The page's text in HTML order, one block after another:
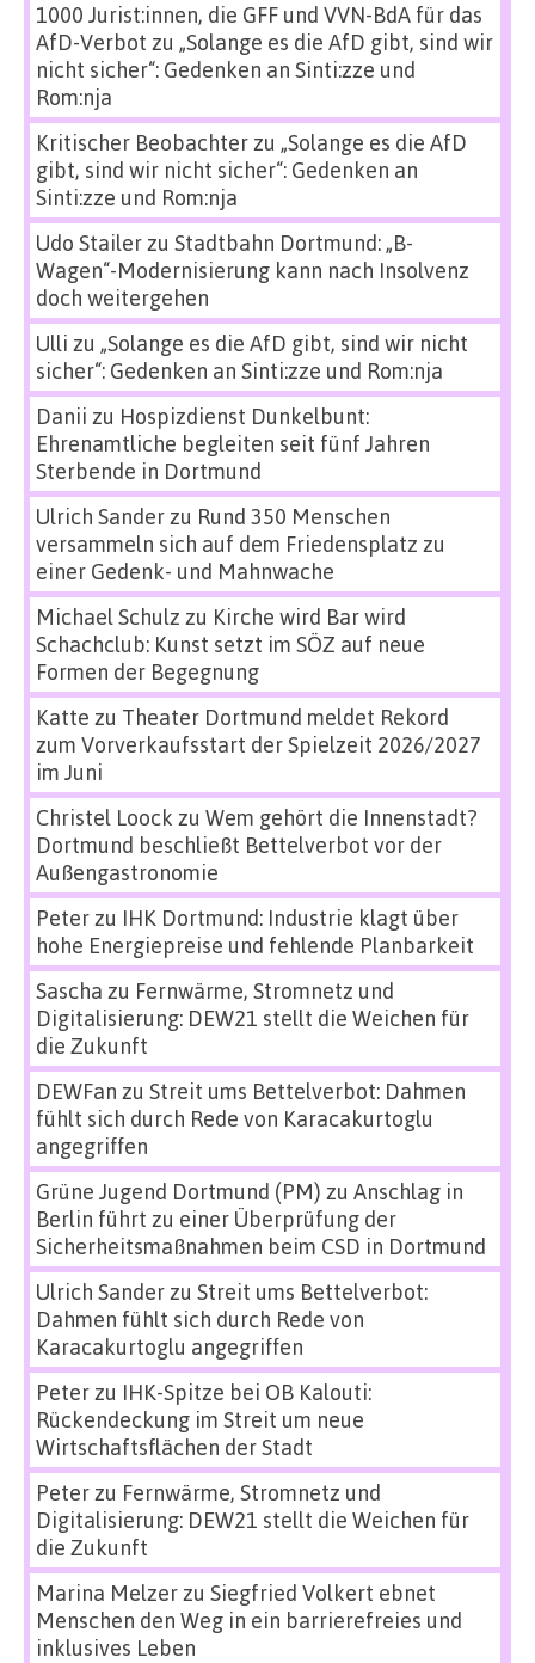
1000 Jurist:innen, die GFF und VVN-BdA für das
AfD-Verbot zu „Solange es die AfD gibt, sind wir
nicht sicher“: Gedenken an Sinti:zze und
Rom:nja
Kritischer Beobachterzu „Solange es die AfD
gibt, sind wir nicht sicher“: Gedenken an
Sinti:zze und Rom:nja
Udo Stailerzu Stadtbahn Dortmund: „B-
Wagen“-Modernisierung kann nach Insolvenz
doch weitergehen
Ulli zu „Solange es die AfD gibt, sind wir nicht
sicher“: Gedenken an Sinti:zze und Rom:nja
Danii zu Hospizdienst Dunkelbunt:
Ehrenamtliche begleiten seit fünf Jahren
Sterbende in Dortmund
Ulrich Sanderzu Rund 350 Menschen
versammeln sich auf dem Friedensplatz zu
einer Gedenk- und Mahnwache
Michael Schulz zu Kirche wird Bar wird
Schachclub: Kunst setzt im SÖZ auf neue
Formen der Begegnung
Katte zu Theater Dortmund meldet Rekord
zum Vorverkaufsstart der Spielzeit 2026/2027
im Juni
Christel Loock zu Wem gehört die Innenstadt?
Dortmund beschließt Bettelverbot vor der
Außengastronomie
Peterzu IHK Dortmund: Industrie klagt über
hohe Energiepreise und fehlende Planbarkeit
Sascha zu Fernwärme, Stromnetz und
Digitalisierung: DEW21 stellt die Weichen für
die Zukunft
DEWFan zu Streit ums Bettelverbot: Dahmen
fühlt sich durch Rede von Karacakurtoglu
angegriffen
Grüne Jugend Dortmund (PM) zu Anschlag in
Berlin führt zu einer Überprüfung der
Sicherheitsmaßnahmen beim CSD in Dortmund
Ulrich Sanderzu Streit ums Bettelverbot:
Dahmen fühlt sich durch Rede von
Karacakurtoglu angegriffen
Peterzu IHK-Spitze bei OB Kalouti:
Rückendeckung im Streit um neue
Wirtschaftsflächen der Stadt
Peterzu Fernwärme, Stromnetz und
Digitalisierung: DEW21 stellt die Weichen für
die Zukunft
Marina Melzerzu Siegfried Volkert ebnet
Menschen den Weg in ein barrierefreies und
inklusives Leben